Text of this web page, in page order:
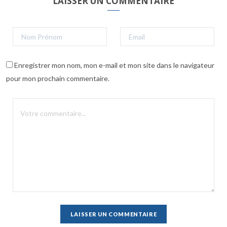
Enregistrer mon nom, mon e-mail et mon site dans le navigateur
pour mon prochain commentaire.